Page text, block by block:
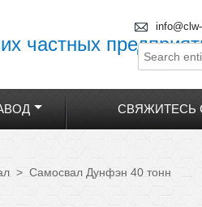
частных

СВЯЖИТЕСЬ
> Самосвал Дунфэн 40 тонн